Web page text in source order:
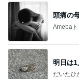
頭痛の
Ameba
明日は
だいたひ